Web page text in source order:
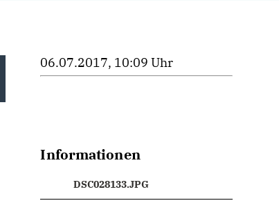
06.07.2017, 10:09 Uhr
Informationen
DSC028133.JPG